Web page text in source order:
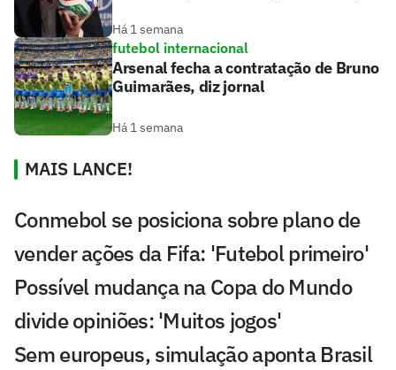
Há 1 semana
futebol internacional
Arsenal fecha a contratação de Bruno
Guimarães, diz jornal
Há 1 semana
MAIS LANCE!
Conmebol se posiciona sobre plano de
vender ações da Fifa: 'Futebol primeiro'
Possível mudança na Copa do Mundo
divide opiniões: 'Muitos jogos'
Sem europeus, simulação aponta Brasil